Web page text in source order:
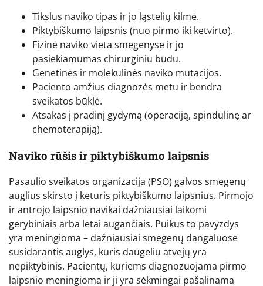
Tikslus naviko tipas ir jo ląstelių kilmė.
Piktybiškumo laipsnis (nuo pirmo iki ketvirto).
Fizinė naviko vieta smegenyse ir jo
pasiekiamumas chirurginiu būdu.
Genetinės ir molekulinės naviko mutacijos.
Paciento amžius diagnozės metu ir bendra
sveikatos būklė.
Atsakas į pradinį gydymą (operaciją, spindulinę ar
chemoterapiją).
Naviko rūšis ir piktybiškumo laipsnis
Pasaulio sveikatos organizacija (PSO) galvos smegenų
auglius skirsto į keturis piktybiškumo laipsnius. Pirmojo
ir antrojo laipsnio navikai dažniausiai laikomi
gerybiniais arba lėtai augančiais. Puikus to pavyzdys
yra meningioma – dažniausiai smegenų dangaluose
susidarantis auglys, kuris daugeliu atvejų yra
nepiktybinis. Pacientų, kuriems diagnozuojama pirmo
laipsnio meningioma ir ji yra sėkmingai pašalinama